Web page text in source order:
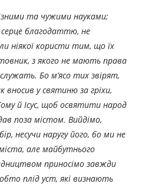
та чужими науками;
благодаттю, не
ніякої користи тим, що їх
з якого не мають права
Бо м’ясо тих звірят,
вносив у святиню за гріхи,
й Ісус, щоб освятити народ
поза містом. Вийдімо,
несучи наругу його, бо ми не
але майбутнього
приносімо завжди
плід уст, які визнають